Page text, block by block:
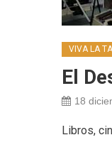
VIVA LA
El
18
Libros,